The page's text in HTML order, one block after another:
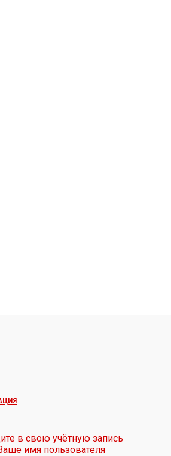
в свою учётную запись
имя пользователя